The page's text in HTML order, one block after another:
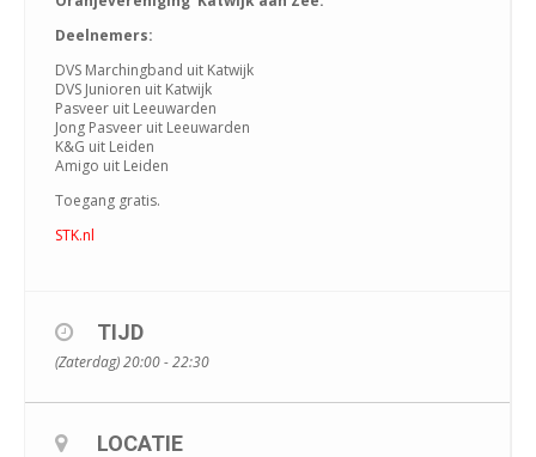
Deelnemers:
DVS Marchingband uit Katwijk
DVS Junioren uit Katwijk
Pasveer uit Leeuwarden
Jong Pasveer uit Leeuwarden
K&G uit Leiden
Amigo uit Leiden
Toegang gratis.
STK.nl
TIJD
(Zaterdag) 20:00 - 22:30
LOCATIE